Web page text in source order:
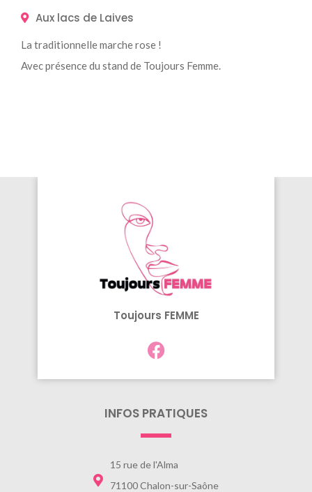
Aux lacs de Laives
La traditionnelle marche rose !
Avec présence du stand de Toujours Femme.
Toujours FEMME
INFOS PRATIQUES
15 rue de l'Alma
71100 Chalon-sur-Saône